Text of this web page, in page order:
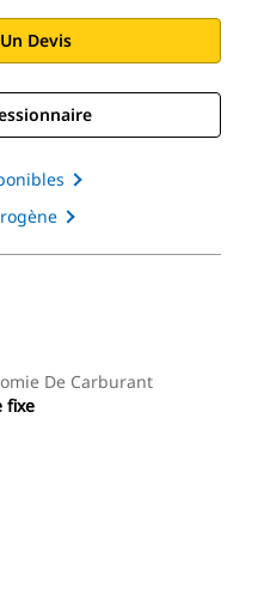
Devis
De Carburant
fixe